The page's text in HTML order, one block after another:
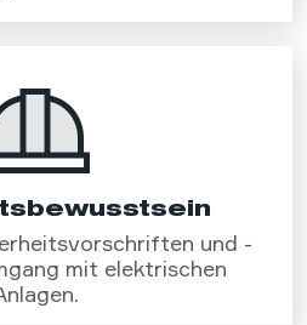
und -
mit elektrischen